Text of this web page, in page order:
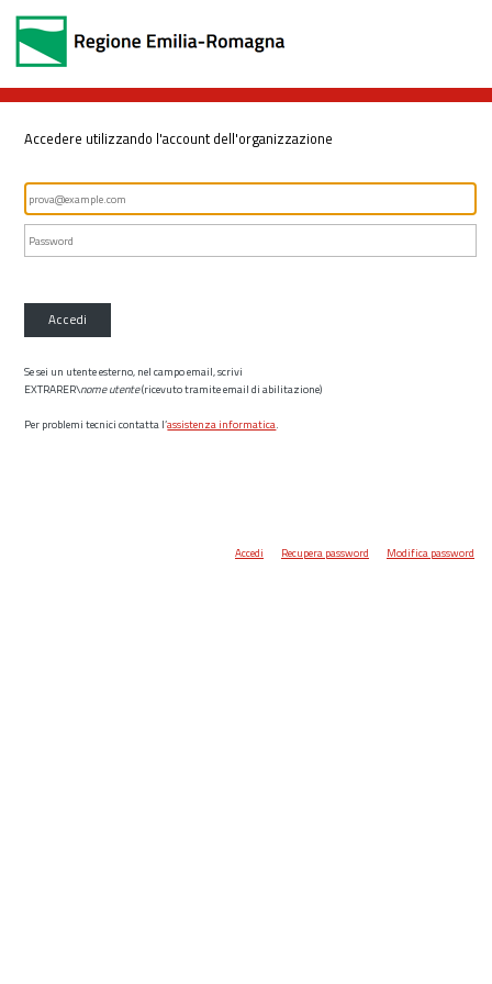
Accedere utilizzando l'account dell'organizzazione
Accedi
Se sei un utente esterno, nel campo email, scrivi
EXTRARER\nome utente(ricevuto tramite email di abilitazione)
Per problemi tecnici contatta l’assistenza informatica.
Accedi Recupera password Modifica password